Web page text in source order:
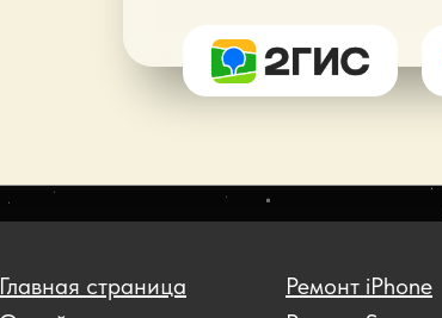
Главная страница
Ремонт iPhone